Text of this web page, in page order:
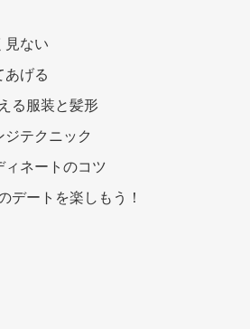
見ない
あげる
る服装と髪形
テクニック
ィネートのコツ
デートを楽しもう！